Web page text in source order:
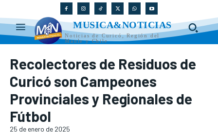
MUSICA&NOTICIAS
Noticias de Curicó, Región del
Maule y Chile
Recolectores de Residuos de
Curicó son Campeones
Provinciales y Regionales de
Fútbol
25 de enero de 2025